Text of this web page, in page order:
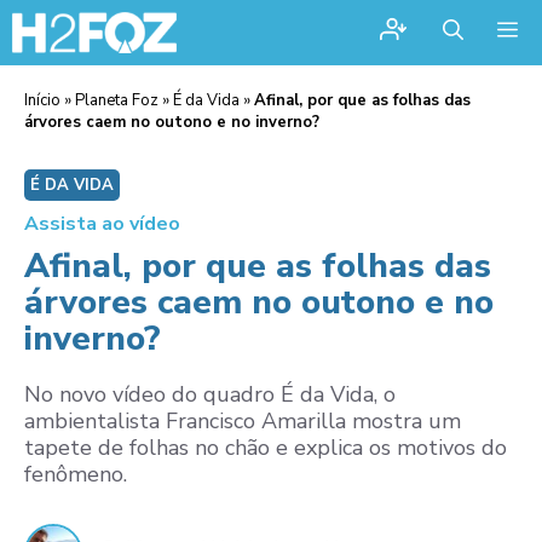
Início »Planeta Foz »É da Vida »Afinal, por que as folhas das
árvores caem no outono e no inverno?
É DA VIDA
Assista ao vídeo
Afinal, por que as folhas das
árvores caem no outono e no
inverno?
No novo vídeo do quadro É da Vida, o
ambientalista Francisco Amarilla mostra um
tapete de folhas no chão e explica os motivos do
fenômeno.